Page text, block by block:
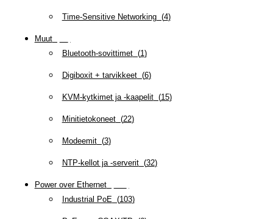
Time-Sensitive Networking(4)
Muut(
Bluetooth-sovittimet(1 )
Digiboxit + tarvikkeet(6)
KVM-kytkimet ja -kaapelit(15)
Minitietokoneet(22)
Modeemit(3)
NTP-kellot ja -serverit(32)
Power over Ethernet(
Industrial PoE (103)